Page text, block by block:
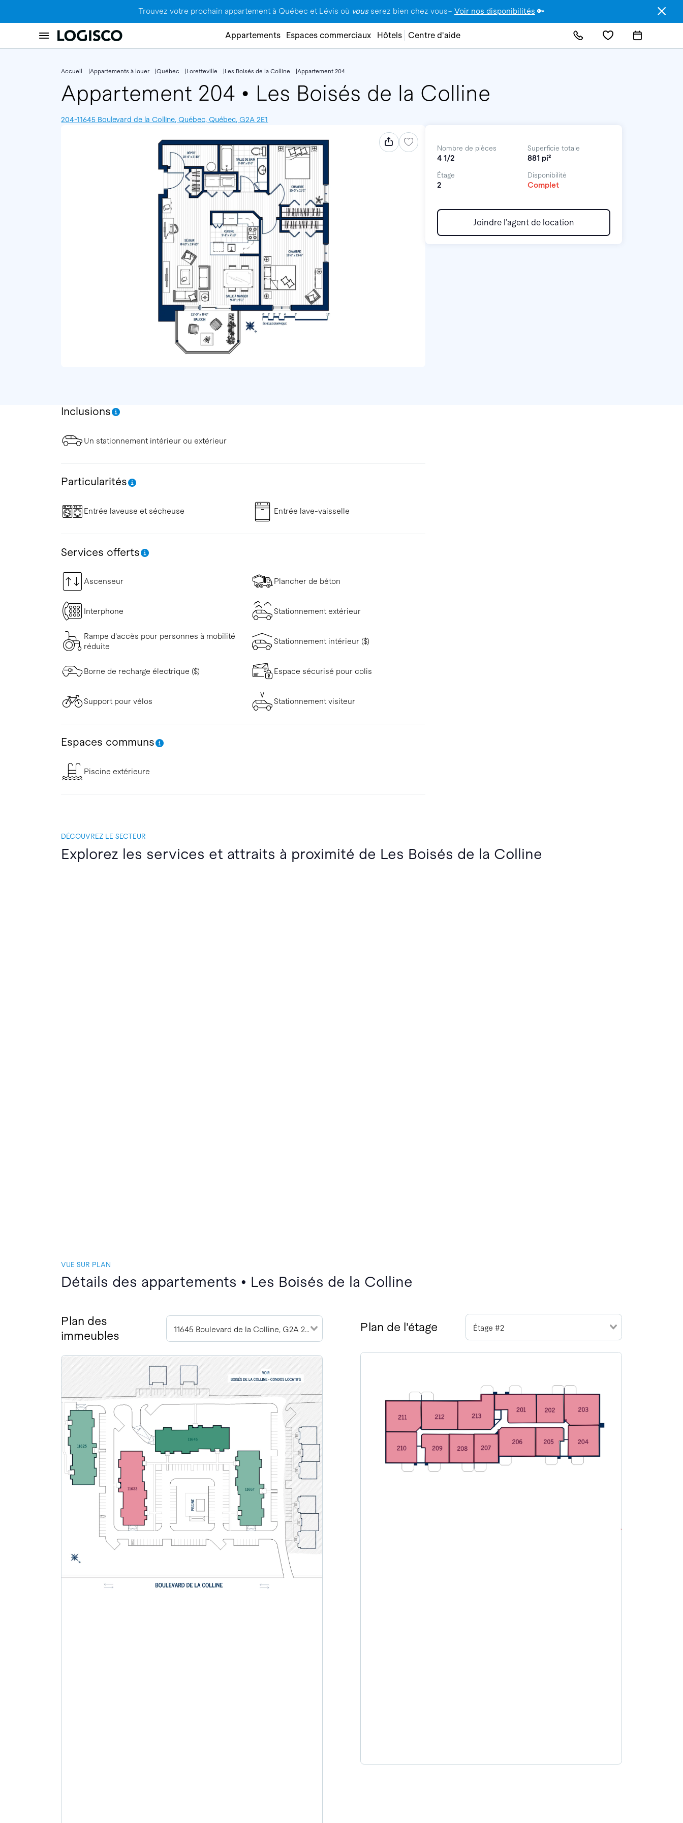
Trouvez votre prochain appartement à Québec et Lévis où vous serez bien chez vous– Voir nos disponibilités 🔑
Appartements Espaces commerciaux Hôtels Centre d'aide
Accueil Appartements à louer Québec Loretteville Les Boisés de la Colline Appartement 204
Appartement 204 • Les Boisés de la Colline
204-11645 Boulevard de la Colline, Québec, Québec, G2A 2E1
Inclusions
Un stationnement intérieur ou extérieur
Particularités
Entrée laveuse et sécheuse Entrée lave-vaisselle
Services offerts
Ascenseur Plancher de béton
Interphone Stationnement extérieur
Rampe d'accès pour personnes à mobilité
réduite
Stationnement intérieur ($)
Borne de recharge électrique ($) Espace sécurisé pour colis
Support pour vélos Stationnement visiteur
Espaces communs
Piscine extérieure
Nombre de pièces
4 1/2
Superficie totale
881 pi²
Étage
2
Disponibilité
Complet
Joindre l’agent de location
DÉCOUVREZ LE SECTEUR
Explorez les services et attraits à proximité de Les Boisés de la Colline
VUE SUR PLAN
Détails des appartements • Les Boisés de la Colline
Plan des
immeubles
11645 Boulevard de la Colline, G2A 2E1 (2) Plan de l'étage Étage #2